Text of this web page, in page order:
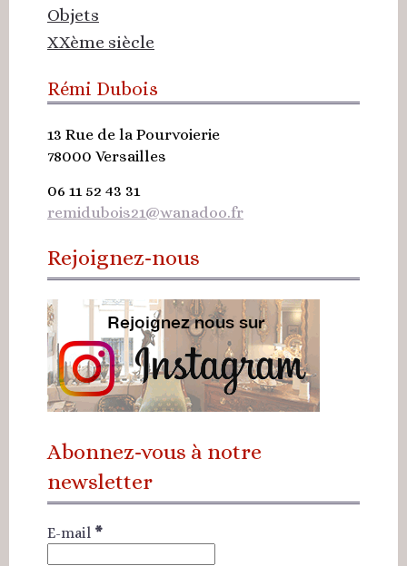
Objets
XXème siècle
Rémi Dubois
13 Rue de la Pourvoierie
78000 Versailles
06 11 52 43 31
remidubois21@wanadoo.fr
Rejoignez-nous
Abonnez-vous à notre
newsletter
E-mail *